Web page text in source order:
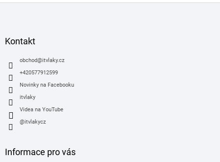
Kontakt
obchod@itvlaky.cz
+420577912599
Novinky na Facebooku
itvlaky
Videa na YouTube
@itvlakycz
Informace pro vás